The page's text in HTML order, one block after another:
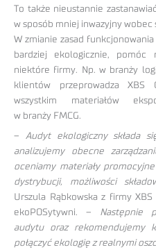
To także nieustannie
w sposób mniej inwazyjny wobec
W zmianie zasad
bardziej ekologicznie,
niektóre firmy. Np. w branży
klientów przeprowadza
wszystkim materiałów
w branży FMCG.
– Audyt ekologiczny składa
analizujemy obecne
oceniamy materiały
dystrybucji, możliwości
Urszula Rąbkowska z firmy
ekoPOSytywni. – Następnie
audytu oraz rekomendujemy
połączyć ekologię z realnymi